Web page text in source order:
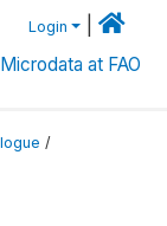
Login
Microdata at FAO
/